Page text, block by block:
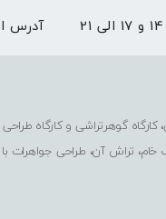
آدرس
تراش آن، طراحی